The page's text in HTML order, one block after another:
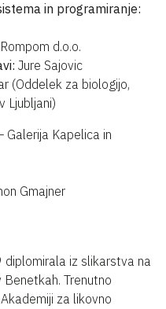
in programiranje:
Rompom d.o.o.
Jure Sajovic
(Oddelek za biologijo,
Ljubljani)
Galerija Kapelica in
Gmajner
iz slikarstva na
Trenutno
za likovno